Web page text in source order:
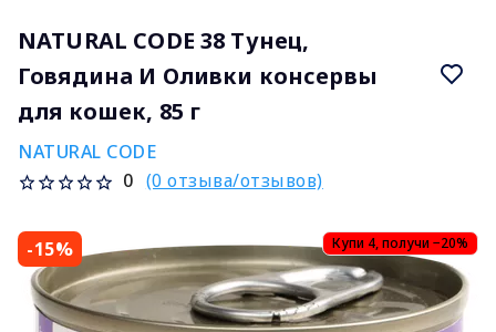
NATURAL CODE 38 Тунец,
Говядина И Оливки консервы
для кошек, 85 г
NATURAL CODE
0 (0 отзыва/отзывов)
-15% Купи 4, получи −20%